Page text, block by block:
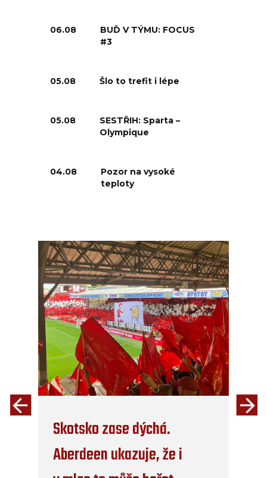
06.08
BUĎ V TÝMU: FOCUS
#3
05.08 Šlo to trefit i lépe
05.08
SESTŘIH: Sparta –
Olympique
04.08
Pozor na vysoké
teploty
Skotsko zase dýchá.
Aberdeen ukazuje, že i